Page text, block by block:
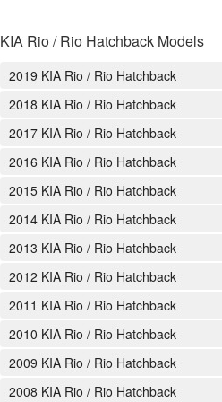
KIA Rio / Rio Hatchback Models
2019 KIA Rio / Rio Hatchback
2018 KIA Rio / Rio Hatchback
2017 KIA Rio / Rio Hatchback
2016 KIA Rio / Rio Hatchback
2015 KIA Rio / Rio Hatchback
2014 KIA Rio / Rio Hatchback
2013 KIA Rio / Rio Hatchback
2012 KIA Rio / Rio Hatchback
2011 KIA Rio / Rio Hatchback
2010 KIA Rio / Rio Hatchback
2009 KIA Rio / Rio Hatchback
2008 KIA Rio / Rio Hatchback